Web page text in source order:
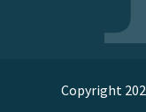
Copyright